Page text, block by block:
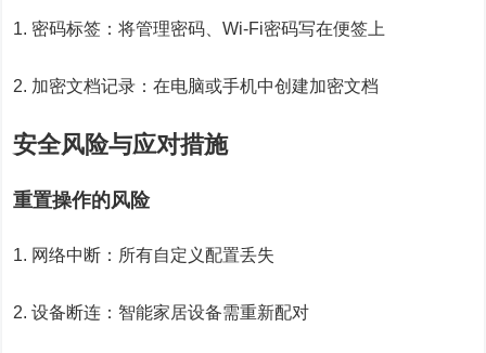
1. 密码标签：将管理密码、Wi-Fi密码写在便签上
2. 加密文档记录：在电脑或手机中创建加密文档
安全风险与应对措施
重置操作的风险
1. 网络中断：所有自定义配置丢失
2. 设备断连：智能家居设备需重新配对